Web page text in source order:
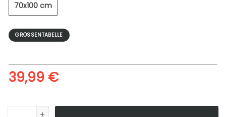
70x100 cm
GRÖSSENTABELLE
39,99 €
Mandel-Kirsch-Cupcakes - Leinwandbild Menge